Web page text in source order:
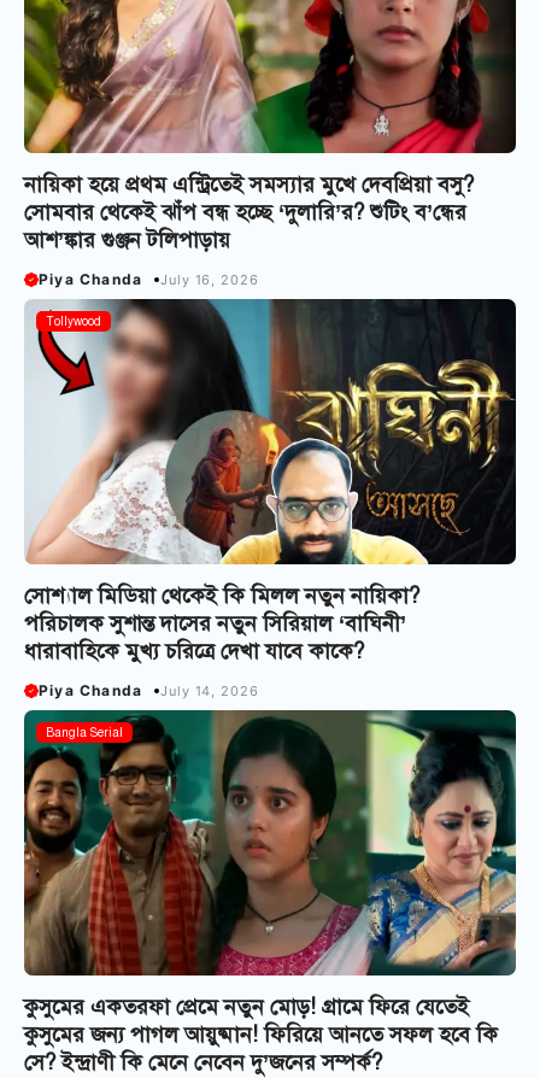
নায়িকা হয়ে প্রথম এন্ট্রিতেই সমস্যার মুখে দেবপ্রিয়া বসু?
সোমবার থেকেই ঝাঁপ বন্ধ হচ্ছে ‘দুলারি’র? শুটিং ব’ন্ধের
আশ’ঙ্কার গুঞ্জন টলিপাড়ায়
Piya Chanda July 16, 2026
Tollywood
সোশ্যাল মিডিয়া থেকেই কি মিলল নতুন নায়িকা?
পরিচালক সুশান্ত দাসের নতুন সিরিয়াল ‘বাঘিনী’
ধারাবাহিকে মুখ্য চরিত্রে দেখা যাবে কাকে?
Piya Chanda July 14, 2026
Bangla Serial
কুসুমের একতরফা প্রেমে নতুন মোড়! গ্রামে ফিরে যেতেই
কুসুমের জন্য পাগল আয়ুষ্মান! ফিরিয়ে আনতে সফল হবে কি
সে? ইন্দ্রাণী কি মেনে নেবেন দু’জনের সম্পর্ক?